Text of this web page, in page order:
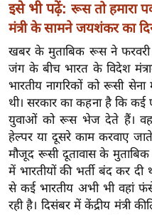
ज
न
ज
ग
त
बॉ
ली
वु
ड
हॉ
ली
इसे भी पढ़ें: रूस तो हमारा
मंत्री के सामने जयशंकर का
खबर के मुताबिक रूस ने फरवरी
जंग के बीच भारत के विदेश
भारतीय नागरिकों को रूसी
थी। सरकार का कहना है कि कई
युवाओं को रूस भेज देते हैं।
हेल्पर या दूसरे काम करवाए
मौजूद रूसी दूतावास के
में भारतीयों की भर्ती बंद कर
से कई भारतीय अभी भी वहां
रही है। दिसंबर में केंद्रीय मंत्री